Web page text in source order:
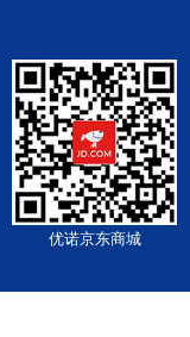
优诺京东商城